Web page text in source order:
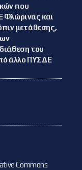
που
Φλώρινας και
μετάθεσης,
του
άλλο ΠΥΣΔΕ
Commons